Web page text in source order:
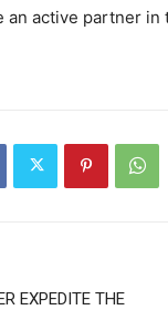
active partner in
EXPEDITE THE